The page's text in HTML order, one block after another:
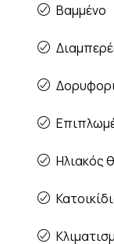
Βαμμένο
Ηλιακός